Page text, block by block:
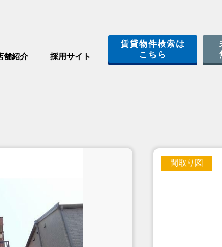
舗紹介 採用サイト
賃貸物件検索は
こちら
間取り図